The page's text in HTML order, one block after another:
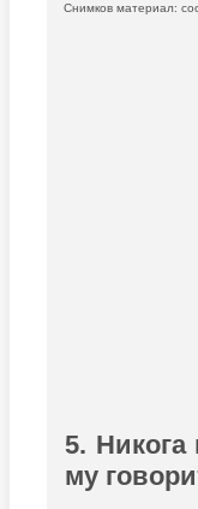
Снимков материал:
5.
му